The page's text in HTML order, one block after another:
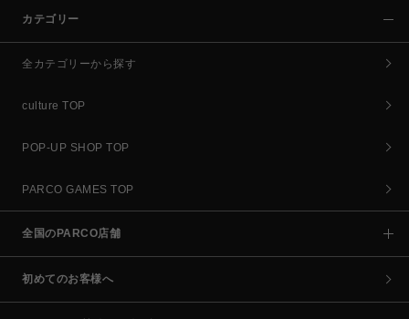
カテゴリー
全カテゴリーから探す
culture TOP
POP-UP SHOP TOP
PARCO GAMES TOP
全国のPARCO店舗
初めてのお客様へ